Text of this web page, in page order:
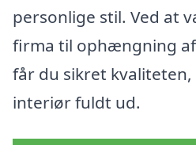
personlige stil. Ved at
firma til ophængning
får du sikret
interiør fuldt ud.